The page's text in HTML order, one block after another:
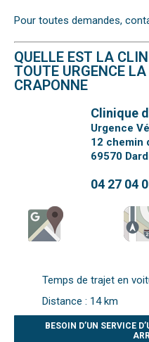
Pour toutes demandes,
QUELLE EST LA
TOUTE URGENCE
CRAPONNE
Clinique
Urgence
12 chemin
69570
04 27 04
Temps de trajet en
Distance : 14 km
BESOIN D’UN SERVICE